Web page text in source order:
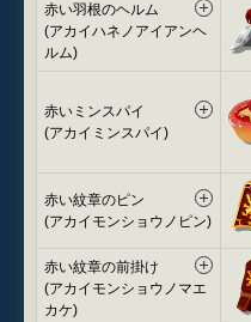
赤い羽根のヘルム
(アカイハネノアイアンヘ
ルム)
赤いミンスパイ
(アカイミンスパイ)
赤い紋章のピン
(アカイモンショウノピン)
赤い紋章の前掛け
(アカイモンショウノマエ
カケ)